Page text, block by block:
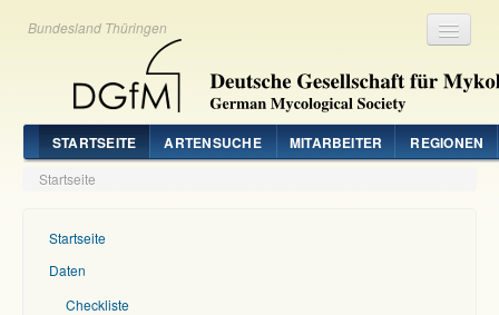
Bundesland Thüringen
STARTSEITE ARTENSUCHE MITARBEITER REGIONEN
Startseite
Startseite
Daten
Checkliste